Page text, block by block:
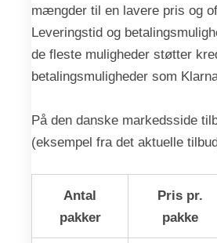
mængder til en lavere pris og
Leveringstid og
de fleste muligheder støtter
betalingsmuligheder som
På den danske markedsside
(eksempel fra det aktuelle
Antal
pakker
Pris pr.
pakke